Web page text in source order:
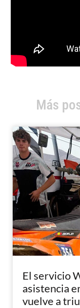
Más
El servicio
asistencia
vuelve a